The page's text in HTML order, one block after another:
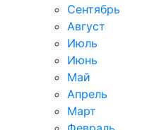
Сентябрь
Август
Июль
Июнь
Май
Апрель
Март